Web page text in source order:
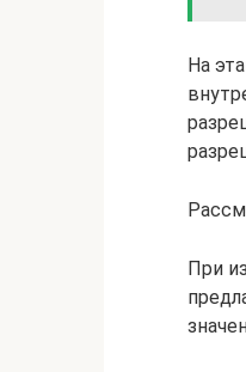
На
При